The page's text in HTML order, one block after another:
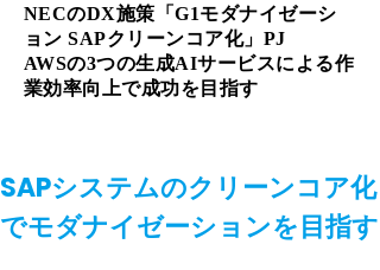
NECのDX施策「G1モダナイゼーシ
ョン SAPクリーンコア化」PJ
AWSの3つの生成AIサービスによる作
業効率向上で成功を目指す
SAPシステムのクリーンコア化
でモダナイゼーションを目指す